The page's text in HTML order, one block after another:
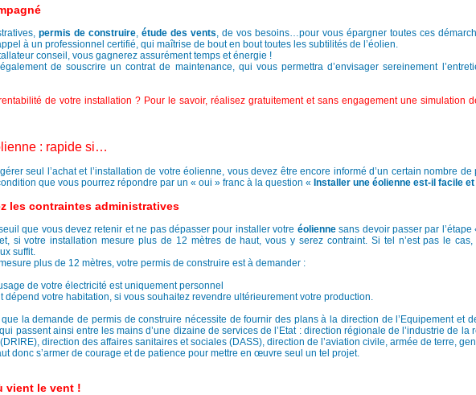
permis de construire, étude des vents, de vos besoins…pour vous épargner toutes ces
à un professionnel certifié, qui maîtrise de bout en bout toutes les subtilités de l’éolien.
conseil, vous gagnerez assurément temps et énergie !
de souscrire un contrat de maintenance, qui vous permettra d’envisager sereinement
de votre installation ? Pour le savoir, réalisez gratuitement et sans engagement une simulation
: rapide si…
seul l’achat et l’installation de votre éolienne, vous devez être encore informé d’un certain nombre de
que vous pourrez répondre par un « oui » franc à la question « Installer une éolienne est-il facile
les contraintes administratives
que vous devez retenir et ne pas dépasser pour installer votre éoliennesans devoir passer par l’étape
si votre installation mesure plus de 12 mètres de haut, vous y serez contraint. Si tel n’est pas le cas,
suffit.
plus de 12 mètres, votre permis de construire est à demander :
de votre électricité est uniquement personnel
dépend votre habitation, si vous souhaitez revendre ultérieurement votre production.
la demande de permis de construire nécessite de fournir des plans à la direction de l’Equipement et
passent ainsi entre les mains d’une dizaine de services de l’Etat : direction régionale de l’industrie de la
direction des affaires sanitaires et sociales (DASS), direction de l’aviation civile, armée de terre,
donc s’armer de courage et de patience pour mettre en œuvre seul un tel projet.
vient le vent !